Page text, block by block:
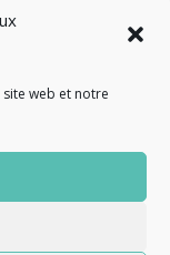
web et notre